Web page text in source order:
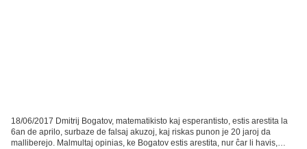
18/06/2017 Dmitrij Bogatov, matematikisto kaj esperantisto, estis arestita la
6an de aprilo, surbaze de falsaj akuzoj, kaj riskas punon je 20 jaroj da
malliberejo. Malmultaj opinias, ke Bogatov estis arestita, nur ĉar li havis,